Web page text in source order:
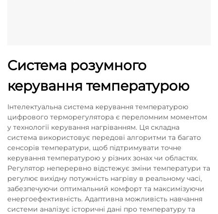
Система розумного
керування температурою
Інтелектуальна система керування температурою
цифрового терморегулятора є переломним моментом
у технології керування нагріванням. Ця складна
система використовує передові алгоритми та багато
сенсорів температури, щоб підтримувати точне
керування температурою у різних зонах чи областях.
Регулятор неперервно відстежує зміни температури та
регулює вихідну потужність нагріву в реальному часі,
забезпечуючи оптимальний комфорт та максимізуючи
енергоефективність. Адаптивна можливість навчання
системи аналізує історичні дані про температуру та